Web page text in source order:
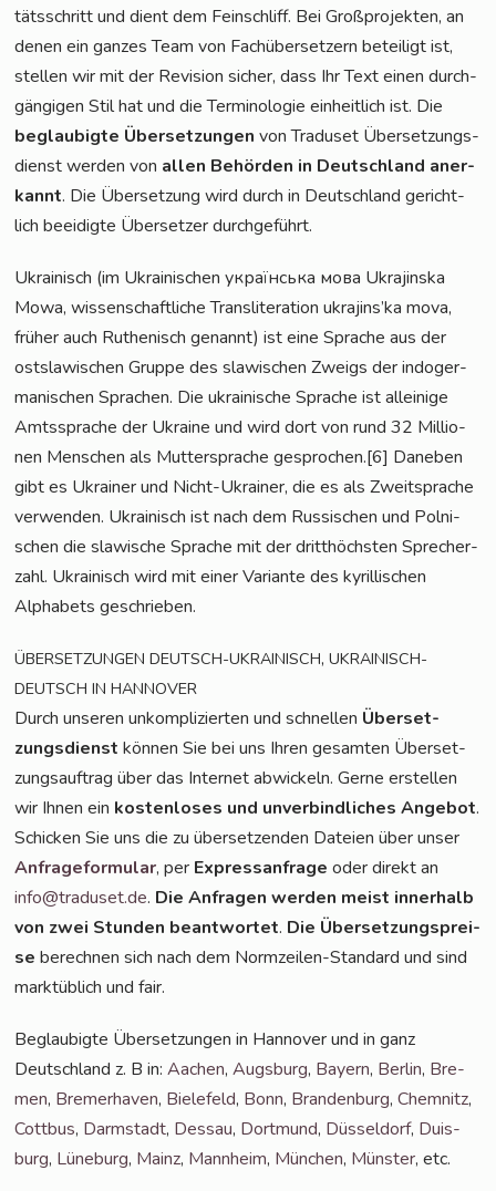
täts­schritt und dient dem Fein­schliff. Bei Groß­pro­jek­ten, an
denen ein gan­zes Team von Fach­über­set­zern betei­ligt ist,
stel­len wir mit der Revi­si­on sicher, dass Ihr Text einen durch­
gän­gi­gen Stil hat und die Ter­mi­no­lo­gie ein­heit­lich ist. Die
beglau­big­te Über­set­zun­gen von Tra­du­set Über­set­zungs­
dienst wer­den von allen Behör­den in Deutsch­land aner­
kannt. Die Über­set­zung wird durch in Deutsch­land gericht­
lich beei­dig­te Über­set­zer durchgeführt.
Ukrai­nisch (im Ukrai­ni­schen українська мова Ukra­jins­ka
Mowa, wis­sen­schaft­li­che Trans­li­te­ra­ti­on ukrajins’ka mova,
frü­her auch Ruthe­nisch genannt) ist eine Spra­che aus der
ost­sla­wi­schen Grup­pe des sla­wi­schen Zweigs der indo­ger­
ma­ni­schen Spra­chen. Die ukrai­ni­sche Spra­che ist allei­ni­ge
Amts­spra­che der Ukrai­ne und wird dort von rund 32 Mil­lio­
nen Men­schen als Mut­ter­spra­che gesprochen.[6] Dane­ben
gibt es Ukrai­ner und Nicht-Ukrai­ner, die es als Zweit­spra­che
ver­wen­den. Ukrai­nisch ist nach dem Rus­si­schen und Pol­ni­
schen die sla­wi­sche Spra­che mit der dritt­höchs­ten Spre­cher­
zahl. Ukrai­nisch wird mit einer Vari­an­te des kyril­li­schen
Alpha­bets geschrieben.
ÜBERSETZUNGEN DEUTSCH-UKRAINISCH,UKRAINISCH-
DEUTSCH IN HANNOVER
Durch unse­ren unkom­pli­zier­ten und schnel­len Über­set­
zungs­dienst kön­nen Sie bei uns Ihren gesam­ten Über­set­
zungs­auf­trag über das Inter­net abwi­ckeln. Ger­ne erstel­len
wir Ihnen ein kos­ten­lo­ses und unver­bind­li­ches Ange­bot.
Schi­cken Sie uns die zu über­set­zen­den Datei­en über unser
Anfra­ge­for­mu­lar, per Express­an­fra­ge oder direkt an
info@traduset.de. Die Anfra­gen wer­den meist inner­halb
von zwei Stun­den beant­wor­tet. Die Über­set­zungs­prei­
se berech­nen sich nach dem Norm­zei­len-Stan­dard und sind
markt­üb­lich und fair.
Beglau­big­te Über­set­zun­gen in Han­no­ver und in ganz
Deutsch­land z. B in:Aachen,Augs­burg, Bay­ern, Ber­lin, Bre­
men, Bre­mer­ha­ven, Bie­le­feld, Bonn, Bran­den­burg,Chem­nitz,
Cott­bus, Darm­stadt, Des­sau, Dort­mund, Düs­sel­dorf, Duis­
burg, Lüne­burg, Mainz, Mann­heim, Mün­chen, Müns­ter, etc.